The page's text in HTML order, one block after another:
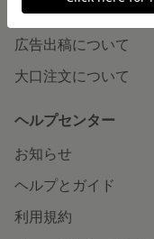
企業の方へ
広告出稿について
大口注文について
ヘルプセンター
お知らせ
ヘルプとガイド
利用規約